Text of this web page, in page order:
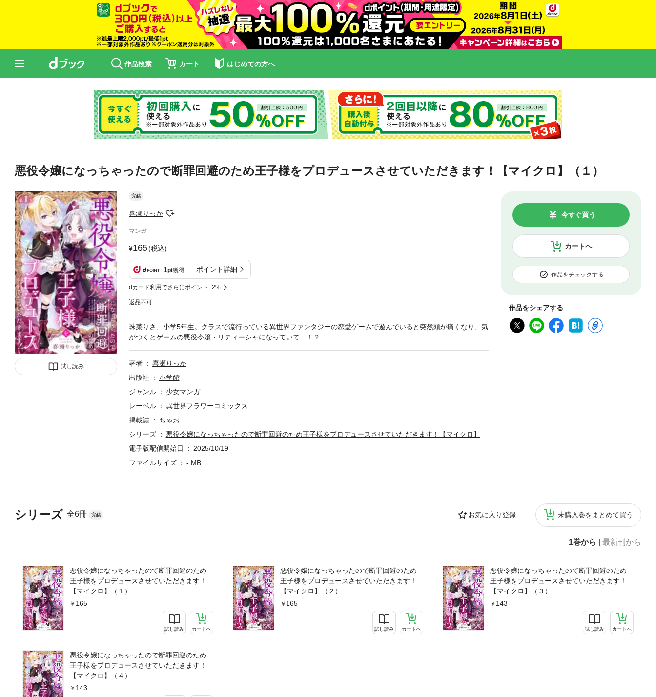
作品検索 カート はじめての方へ
悪役令嬢になっちゃったので断罪回避のため王子様をプロデュースさせていただきます！【マイクロ】（１）
試し読み
完結
喜瀬りっか
マンガ
165(税込)
1pt獲得 ポイント詳細
dカード利用でさらにポイント+2%
返品不可
カートへ
今すぐ買う
作品をチェックする
作品をシェアする
シリーズ 全6冊 完結 お気に入り登録 未購入巻をまとめて買う
1巻から 最新刊から
悪役令嬢になっちゃったので断罪回避のため
王子様をプロデュースさせていただきます！
【マイクロ】（１）
165
試し読み カートへ
悪役令嬢になっちゃったので断罪回避のため
王子様をプロデュースさせていただきます！
【マイクロ】（２）
165
試し読み カートへ
悪役令嬢になっちゃったので断罪回避のため
王子様をプロデュースさせていただきます！
【マイクロ】（３）
143
試し読み カートへ
悪役令嬢になっちゃったので断罪回避のため
王子様をプロデュースさせていただきます！
【マイクロ】（４）
143
珠菜りさ、小学5年生。クラスで流行っている異世界ファンタジーの恋愛ゲームで遊んでいると突然頭が痛くなり、気
がつくとゲームの悪役令嬢・リティーシャになっていて…！？
著者
喜瀬りっか
出版社
小学館
ジャンル
少女マンガ
レーベル
異世界フラワーコミックス
掲載誌
ちゃお
シリーズ
悪役令嬢になっちゃったので断罪回避のため王子様をプロデュースさせていただきます！【マイクロ】
電子版配信開始日
2025/10/19
ファイルサイズ
- MB